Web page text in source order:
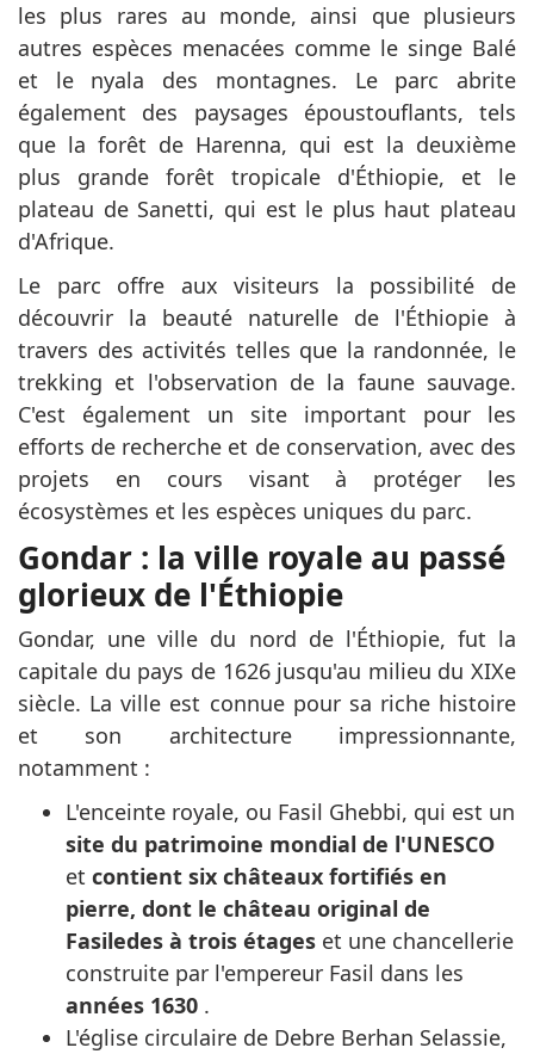
les plus rares au monde, ainsi que plusieurs
autres espèces menacées comme le singe Balé
et le nyala des montagnes. Le parc abrite
également des paysages époustouflants, tels
que la forêt de Harenna, qui est la deuxième
plus grande forêt tropicale d'Éthiopie, et le
plateau de Sanetti, qui est le plus haut plateau
d'Afrique.
Le parc offre aux visiteurs la possibilité de
découvrir la beauté naturelle de l'Éthiopie à
travers des activités telles que la randonnée, le
trekking et l'observation de la faune sauvage.
C'est également un site important pour les
efforts de recherche et de conservation, avec des
projets en cours visant à protéger les
écosystèmes et les espèces uniques du parc.
Gondar : la ville royale au passé
glorieux de l'Éthiopie
Gondar, une ville du nord de l'Éthiopie, fut la
capitale du pays de 1626 jusqu'au milieu du XIXe
siècle. La ville est connue pour sa riche histoire
et son architecture impressionnante,
notamment :
L'enceinte royale, ou Fasil Ghebbi, qui est un
site du patrimoine mondial de l'UNESCO
et contient six châteaux fortifiés en
pierre, dont le château original de
Fasiledes à trois étages et une chancellerie
construite par l'empereur Fasil dans les
années 1630 .
L'église circulaire de Debre Berhan Selassie,